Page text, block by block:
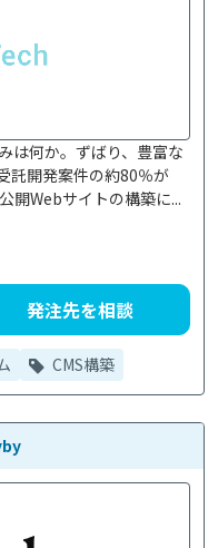
は何か。ずばり、豊富な
託開発案件の約80％が
開Webサイトの構築に...
発注先を相談
CMS構築